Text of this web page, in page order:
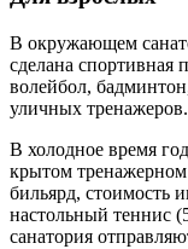
В окружающем
сделана спортивная
волейбол,
уличных тренажеров.
В холодное время
крытом
бильярд, стоимость
настольный теннис
санатория